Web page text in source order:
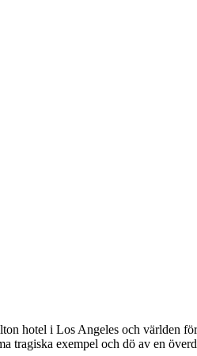
hotel i Los Angeles och världen
tragiska exempel och dö av en